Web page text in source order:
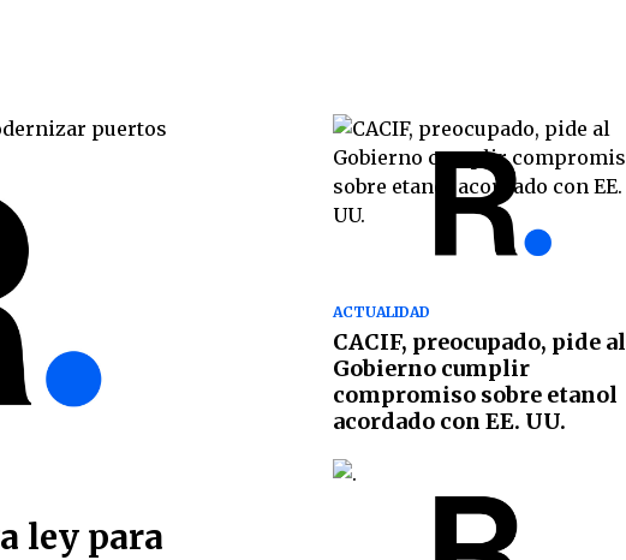
ley para
ACTUALIDAD
CACIF, preocupado, pide al
Gobierno cumplir
compromiso sobre etanol
acordado con EE. UU.